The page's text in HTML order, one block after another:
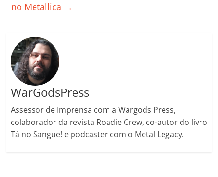
no Metallica →
WarGodsPress
Assessor de Imprensa com a Wargods Press,
colaborador da revista Roadie Crew, co-autor do livro
Tá no Sangue! e podcaster com o Metal Legacy.